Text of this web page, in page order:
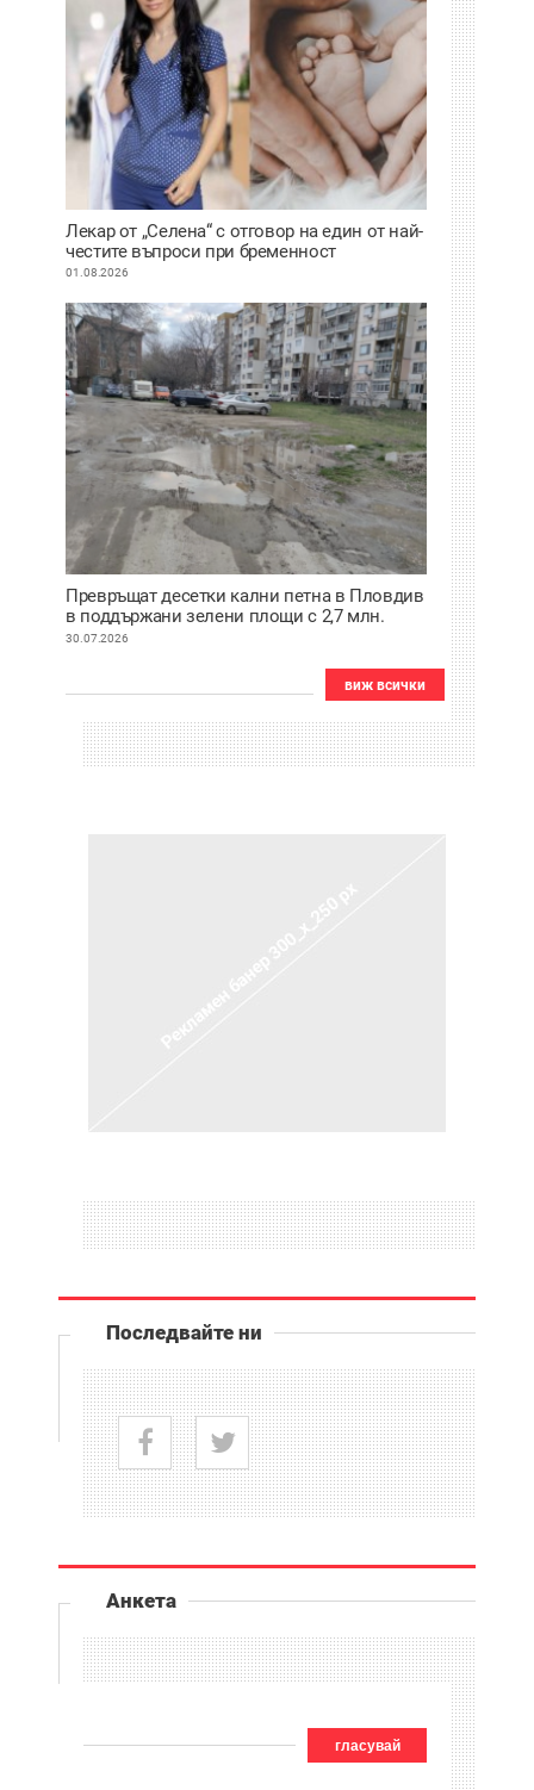
Лекар от „Селена“ с отговор на един от най-
честите въпроси при бременност
01.08.2026
Превръщат десетки кални петна в Пловдив
в поддържани зелени площи с 2,7 млн.
евро
30.07.2026
виж всички
Последвайте ни
Анкета
гласувай